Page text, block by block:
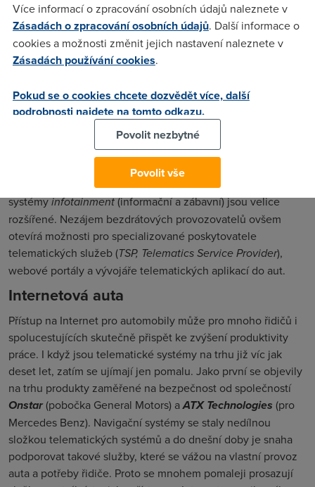
mladších tří let. To je ale celkem v souladu se stejnou
penetrací navigačních systémů implementovaných ve
výrobě. Otevřené specifikace a platformy jsou i zde
předpokladem pro masové nasazení telematických systémů.
zpomaluje jejich výstavbu i nasazování, ale na druhou stranu
poskytuje příležitost pro různé hráče, neboť v sobě zahrnují
spotřební elektroniku, automobilovou elektroniku a
bezdrátové služby. Přitom bezdrátové společnosti se zatím o
tento trh moc nezajímají. Evropa se v tomto trhu může
inspirovat situací v Japonsku, kde automobilová navigace a
systémyinfotainment(informační a zábavní) jsou velice
rozšířené. Nezájem bezdrátových provozovatelů ovšem
otevírá možnosti pro specializované poskytovatele
telematických služeb (TSP, Telematics Service Provider),
webové portály a vývojáře telematických aplikací do aut.
Internetová auta
Přístup na Internet pro automobily může pro mnoho řidičů i
spolucestujících skutečně přispět ke zvýšení produktivity
práce. I když jsou telematické systémy na trhu již víc jak
deset let, zatím se ujímají jen pomalu. Jako první se objevily
na trhu produkty zaměřené na bezpečnost od společností
Onstar(pobočka General Motors) aATX Technologies (pro
Mercedes Benz). Navigační systémy se staly nedílnou
složkou telematických systémů a do dnešní doby je snaha
podporovat takové služby, které se vážou na vlastní provoz
auta a potřeby řidiče. Proto se mnohem pomaleji prosazují
Více informací o zpracování osobních údajů naleznete v
Zásadách o zpracování osobních údajů. Další informace o
cookies a možnosti změnit jejich nastavení naleznete v
Zásadách používání cookies.
Pokud se o cookies chcete dozvědět více, další
podrobnosti najdete na tomto odkazu.
Povolit nezbytné
Povolit vše